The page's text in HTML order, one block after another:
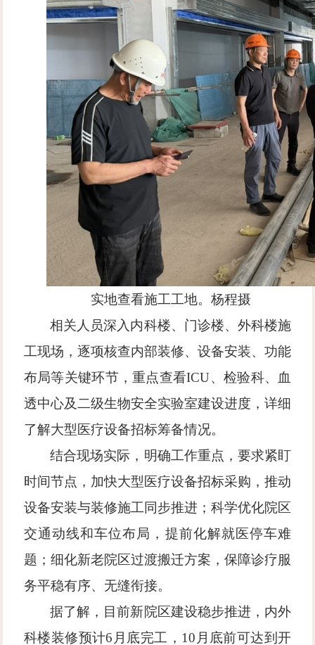
实地查看施工工地。杨程摄
相关人员深入内科楼、门诊楼、外科楼施
工现场，逐项核查内部装修、设备安装、功能
布局等关键环节，重点查看ICU、检验科、血
透中心及二级生物安全实验室建设进度，详细
了解大型医疗设备招标筹备情况。
结合现场实际，明确工作重点，要求紧盯
时间节点，加快大型医疗设备招标采购，推动
设备安装与装修施工同步推进；科学优化院区
交通动线和车位布局，提前化解就医停车难
题；细化新老院区过渡搬迁方案，保障诊疗服
务平稳有序、无缝衔接。
据了解，目前新院区建设稳步推进，内外
科楼装修预计6月底完工，10月底前可达到开